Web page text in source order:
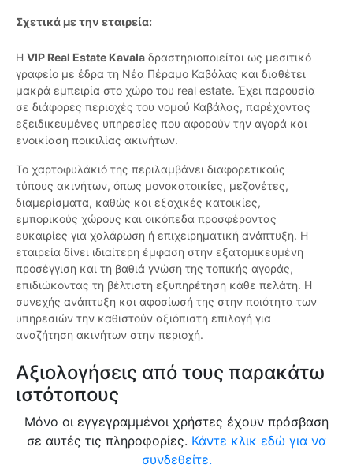
Σχετικά με την εταιρεία:
Η VIP Real Estate Kavala δραστηριοποιείται ως μεσιτικό
γραφείο με έδρα τη Νέα Πέραμο Καβάλας και διαθέτει
μακρά εμπειρία στο χώρο του real estate. Έχει παρουσία
σε διάφορες περιοχές του νομού Καβάλας, παρέχοντας
εξειδικευμένες υπηρεσίες που αφορούν την αγορά και
ενοικίαση ποικιλίας ακινήτων.
Το χαρτοφυλάκιό της περιλαμβάνει διαφορετικούς
τύπους ακινήτων, όπως μονοκατοικίες, μεζονέτες,
διαμερίσματα, καθώς και εξοχικές κατοικίες,
εμπορικούς χώρους και οικόπεδα προσφέροντας
ευκαιρίες για χαλάρωση ή επιχειρηματική ανάπτυξη. Η
εταιρεία δίνει ιδιαίτερη έμφαση στην εξατομικευμένη
προσέγγιση και τη βαθιά γνώση της τοπικής αγοράς,
επιδιώκοντας τη βέλτιστη εξυπηρέτηση κάθε πελάτη. Η
συνεχής ανάπτυξη και αφοσίωσή της στην ποιότητα των
υπηρεσιών την καθιστούν αξιόπιστη επιλογή για
αναζήτηση ακινήτων στην περιοχή.
Αξιολογήσεις από τους παρακάτω
ιστότοπους
Μόνο οι εγγεγραμμένοι χρήστες έχουν πρόσβαση
σε αυτές τις πληροφορίες. Κάντε κλικ εδώ για να
συνδεθείτε.